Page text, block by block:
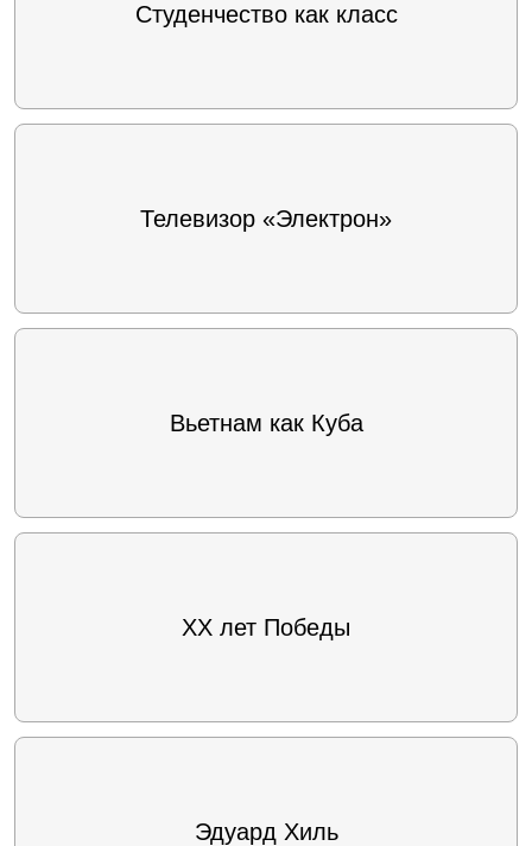
Студенчество как класс
Телевизор «Электрон»
Вьетнам как Куба
XX лет Победы
Эдуард Хиль